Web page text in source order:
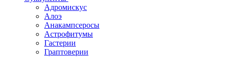
Адромискус
Алоэ
Анакампсеросы
Астрофитумы
Гастерии
Граптоверии